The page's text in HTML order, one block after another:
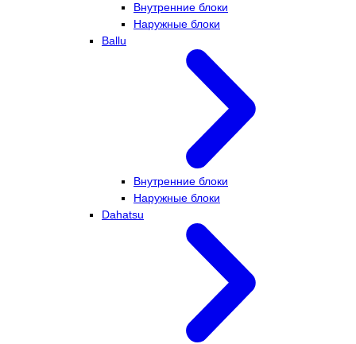
Внутренние блоки
Наружные блоки
Ballu
Внутренние блоки
Наружные блоки
Dahatsu